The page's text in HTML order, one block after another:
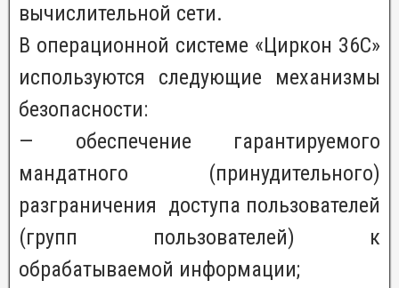
вычислительной сети.
В операционной системе «Циркон 36С»
используются следующие механизмы
безопасности:
— обеспечение гарантируемого
мандатного (принудительного)
разграничения доступа пользователей
(групп пользователей) к
обрабатываемой информации;